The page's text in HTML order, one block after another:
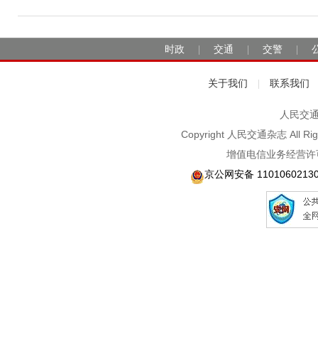
时政 交通 交警
关于我们 联系我们
人民交
Copyright 人民交通杂志 All
增值电信业务经营
京公网安备